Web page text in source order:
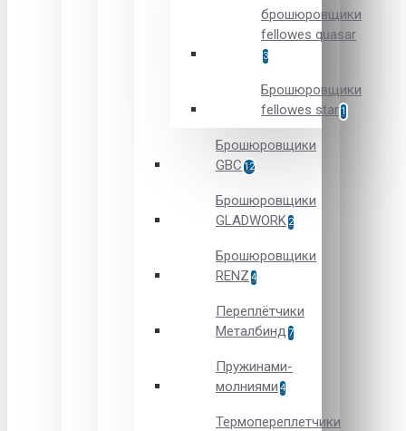
брошюровщики
fellowes quasar
3
Брошюровщики
fellowes star 1
Брошюровщики
GBC 12
Брошюровщики
GLADWORK 2
Брошюровщики
RENZ 4
Переплётчики
Металбинд 7
Пружинами-
молниями 4
Термопереплетчики